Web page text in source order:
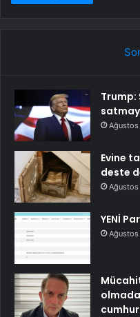
Trump:
Evine
deste
YENİ